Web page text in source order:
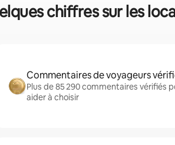
chiffres sur les
Commentaires de voyageurs
Plus de 85 290 commentaires vérifiés
aider à choisir